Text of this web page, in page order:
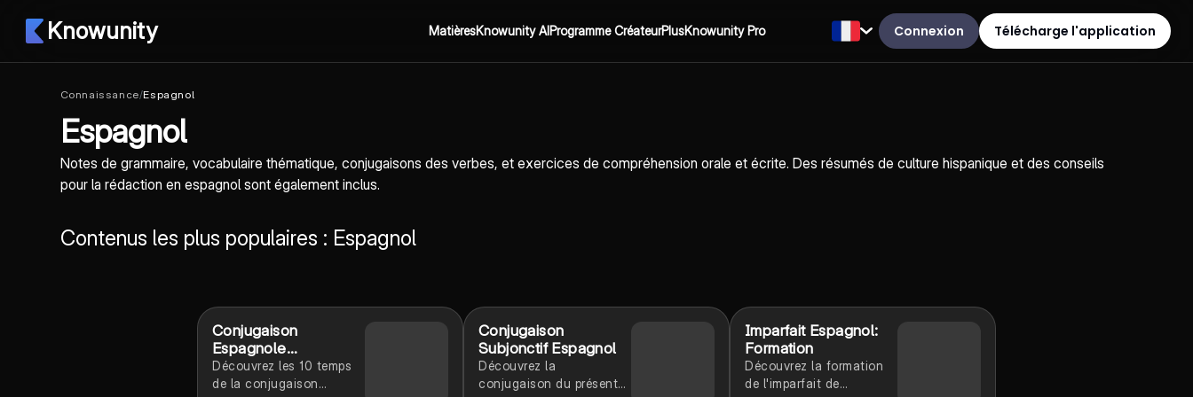
Knowunity MatièresKnowunity AIProgramme CréateurPlusKnowunity Pro Connexion Télécharge l'application
Connaissance/Espagnol
Espagnol
Notes de grammaire, vocabulaire thématique, conjugaisons des verbes, et exercices de compréhension orale et écrite. Des résumés de culture hispanique et des conseils
pour la rédaction en espagnol sont également inclus.
Contenus les plus populaires : Espagnol
Conjugaison
Espagnole
Essentielle
Découvrez les 10 temps
de la conjugaison
Conjugaison
Subjonctif Espagnol
Découvrez la
conjugaison du présent
Imparfait Espagnol:
Formation
Découvrez la formation
de l'imparfait de